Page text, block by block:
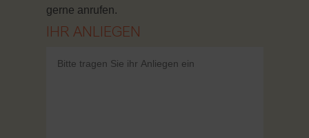
gerne anrufen.
IHR ANLIEGEN